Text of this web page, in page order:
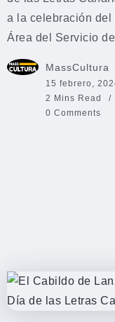
a la celebración del
Área del Servicio
MassCultura
15 febrero,
2 Mins Read
0 Comments